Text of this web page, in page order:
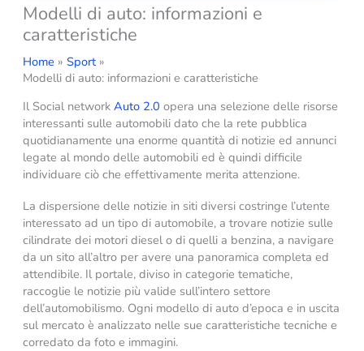
Modelli di auto: informazioni e
caratteristiche
Home
Sport
Modelli di auto: informazioni e caratteristiche
Il Social network Auto 2.0 opera una selezione delle risorse
interessanti sulle automobili dato che la rete pubblica
quotidianamente una enorme quantità di notizie ed annunci
legate al mondo delle automobili ed è quindi difficile
individuare ciò che effettivamente merita attenzione.
La dispersione delle notizie in siti diversi costringe l’utente
interessato ad un tipo di automobile, a trovare notizie sulle
cilindrate dei motori diesel o di quelli a benzina, a navigare
da un sito all’altro per avere una panoramica completa ed
attendibile. Il portale, diviso in categorie tematiche,
raccoglie le notizie più valide sull’intero settore
dell’automobilismo. Ogni modello di auto d’epoca e in uscita
sul mercato è analizzato nelle sue caratteristiche tecniche e
corredato da foto e immagini.